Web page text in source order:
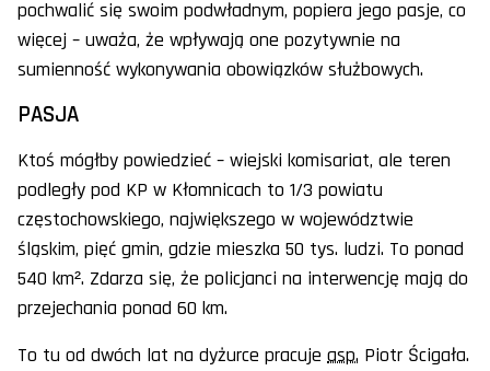
pochwalić się swoim podwładnym, popiera jego pasje, co
więcej – uważa, że wpływają one pozytywnie na
sumienność wykonywania obowiązków służbowych.
PASJA
Ktoś mógłby powiedzieć – wiejski komisariat, ale teren
podległy pod KP w Kłomnicach to 1/3 powiatu
częstochowskiego, największego w województwie
śląskim, pięć gmin, gdzie mieszka 50 tys. ludzi. To ponad
540 km². Zdarza się, że policjanci na interwencję mają do
przejechania ponad 60 km.
To tu od dwóch lat na dyżurce pracuje asp. Piotr Ścigała.